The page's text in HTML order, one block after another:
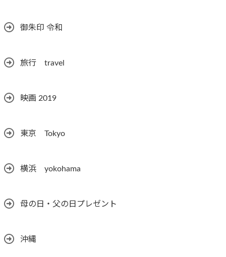
御朱印 令和
旅行 travel
映画 2019
東京 Tokyo
横浜 yokohama
母の日・父の日プレゼント
沖縄